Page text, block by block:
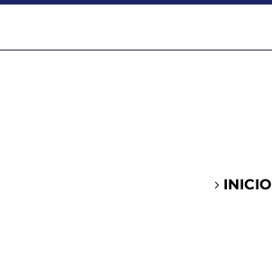
INICIO